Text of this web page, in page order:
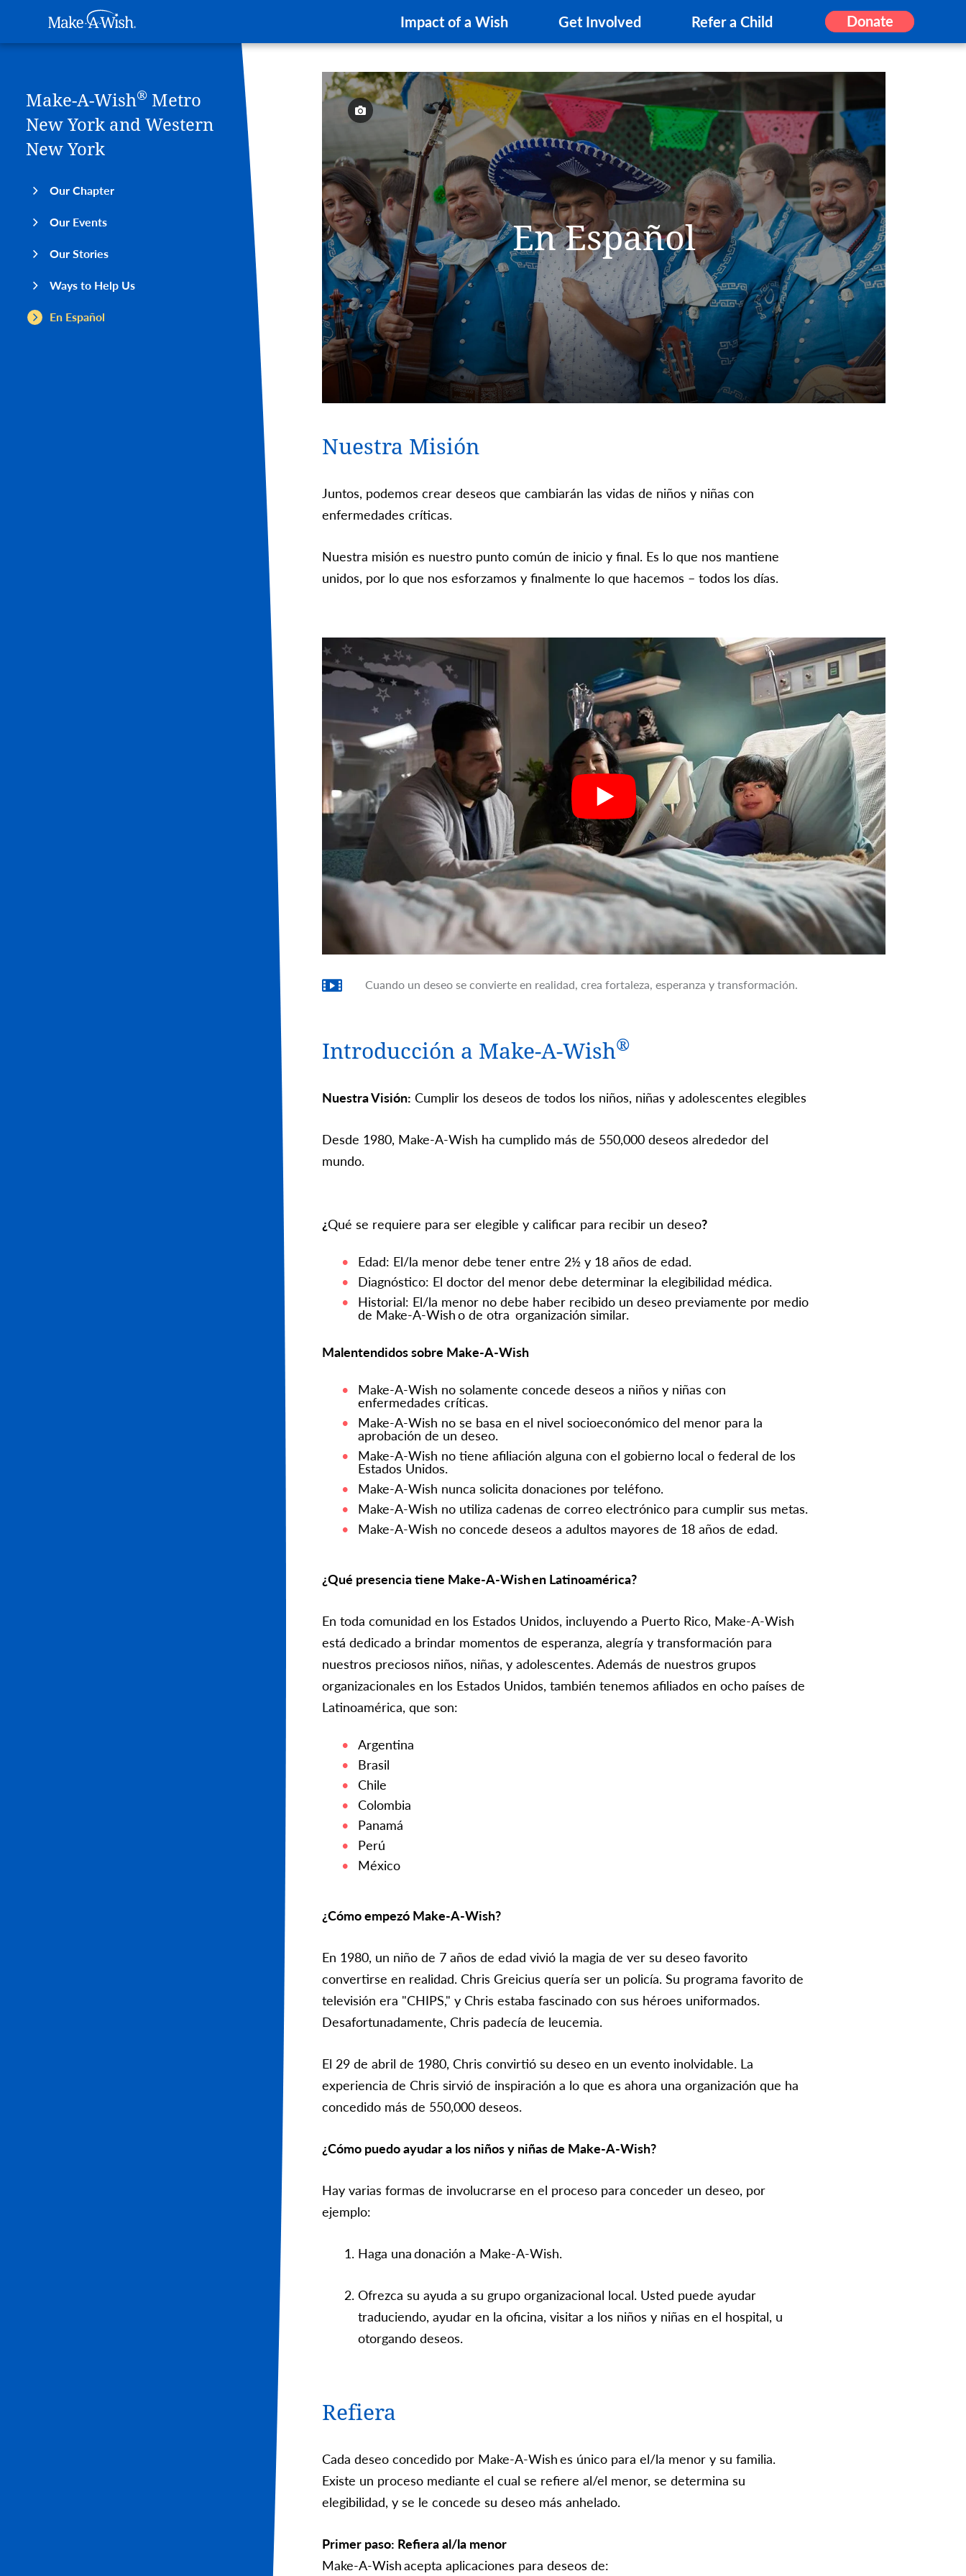
Make-A-Wish
Impact of a Wish Get Involved Refer a Child Donate
Make-A-Wish® Metro
New York and Western
New York
Our Chapter
Our Events
Our Stories
Ways to Help Us
En Español
En Español
Nuestra Misión
Juntos, podemos crear deseos que cambiarán las vidas de niños y niñas con
enfermedades críticas.
Nuestra misión es nuestro punto común de inicio y final. Es lo que nos mantiene
unidos, por lo que nos esforzamos y finalmente lo que hacemos – todos los días.
Cuando un deseo se convierte en realidad, crea fortaleza, esperanza y transformación.
Introducción a Make-A-Wish®
Nuestra Visión: Cumplir los deseos de todos los niños, niñas y adolescentes elegibles
Desde 1980, Make-A-Wish ha cumplido más de 550,000 deseos alrededor del
mundo.
¿Qué se requiere para ser elegible y calificar para recibir un deseo?
Edad: El/la menor debe tener entre 2½ y 18 años de edad.
Diagnóstico: El doctor del menor debe determinar la elegibilidad médica.
Historial: El/la menor no debe haber recibido un deseo previamente por medio
de Make-A-Wish o de otra organización similar.
Malentendidos sobre Make-A-Wish
Make-A-Wish no solamente concede deseos a niños y niñas con
enfermedades críticas.
Make-A-Wish no se basa en el nivel socioeconómico del menor para la
aprobación de un deseo.
Make-A-Wish no tiene afiliación alguna con el gobierno local o federal de los
Estados Unidos.
Make-A-Wish nunca solicita donaciones por teléfono.
Make-A-Wish no utiliza cadenas de correo electrónico para cumplir sus metas.
Make-A-Wish no concede deseos a adultos mayores de 18 años de edad.
¿Qué presencia tiene Make-A-Wish en Latinoamérica?
En toda comunidad en los Estados Unidos, incluyendo a Puerto Rico, Make-A-Wish
está dedicado a brindar momentos de esperanza, alegría y transformación para
nuestros preciosos niños, niñas, y adolescentes. Además de nuestros grupos
organizacionales en los Estados Unidos, también tenemos afiliados en ocho países de
Latinoamérica, que son:
Argentina
Brasil
Chile
Colombia
Panamá
Perú
México
¿Cómo empezó Make-A-Wish?
En 1980, un niño de 7 años de edad vivió la magia de ver su deseo favorito
convertirse en realidad. Chris Greicius quería ser un policía. Su programa favorito de
televisión era "CHIPS," y Chris estaba fascinado con sus héroes uniformados.
Desafortunadamente, Chris padecía de leucemia.
El 29 de abril de 1980, Chris convirtió su deseo en un evento inolvidable. La
experiencia de Chris sirvió de inspiración a lo que es ahora una organización que ha
concedido más de 550,000 deseos.
¿Cómo puedo ayudar a los niños y niñas de Make-A-Wish?
Hay varias formas de involucrarse en el proceso para conceder un deseo, por
ejemplo:
Haga una donación a Make-A-Wish.
Ofrezca su ayuda a su grupo organizacional local. Usted puede ayudar
traduciendo, ayudar en la oficina, visitar a los niños y niñas en el hospital, u
otorgando deseos.
Refiera
Cada deseo concedido por Make-A-Wish es único para el/la menor y su familia.
Existe un proceso mediante el cual se refiere al/el menor, se determina su
elegibilidad, y se le concede su deseo más anhelado.
Primer paso: Refiera al/la menor
Make-A-Wish acepta aplicaciones para deseos de: